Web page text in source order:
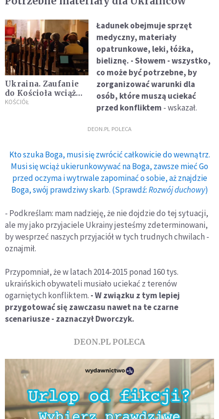
Ukraina. Zaufanie
do Kościoła wciąż
rośnie
KOŚCIÓŁ
Ładunek obejmuje sprzęt
medyczny, materiały
opatrunkowe, leki, łóżka,
bieliznę. - Słowem - wszystko,
co może być potrzebne, by
zorganizować warunki dla
osób, które muszą uciekać
przed konfliktem - wskazał.
DEON.PL POLECA
Kto szuka Boga, musi się zwrócić całkowicie do wewnątrz.
Musi się wciąż ukierunkowywać na Boga, zawsze mieć Go
przed oczyma i wytrwale zapominać o sobie, aż znajdzie
Boga, swój prawdziwy skarb. (Sprawdź:Rozwój duchowy)
- Podkreślam: mam nadzieję, że nie dojdzie do tej sytuacji,
ale my jako przyjaciele Ukrainy jesteśmy zdeterminowani,
by wesprzeć naszych przyjaciół w tych trudnych chwilach -
oznajmił.
Przypomniał, że w latach 2014-2015 ponad 160 tys.
ukraińskich obywateli musiało uciekać z terenów
ogarniętych konfliktem. - W związku z tym lepiej
przygotować się zawczasu nawet na te czarne
scenariusze - zaznaczył Dworczyk.
DEON.PL POLECA